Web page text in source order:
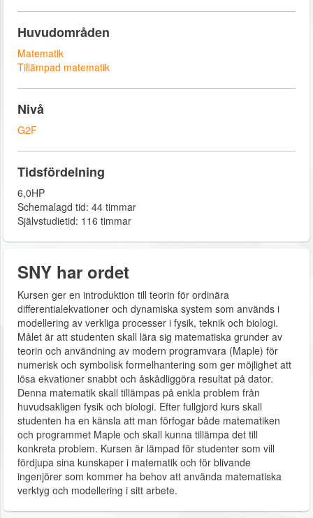
Huvudområden
Matematik
Tillämpad matematik
Nivå
G2F
Tidsfördelning
6,0HP
Schemalagd tid: 44 timmar
Självstudietid: 116 timmar
SNY har ordet
Kursen ger en introduktion till teorin för ordinära
differentialekvationer och dynamiska system som används i
modellering av verkliga processer i fysik, teknik och biologi.
Målet är att studenten skall lära sig matematiska grunder av
teorin och användning av modern programvara (Maple) för
numerisk och symbolisk formelhantering som ger möjlighet att
lösa ekvationer snabbt och åskådliggöra resultat på dator.
Denna matematik skall tillämpas på enkla problem från
huvudsakligen fysik och biologi. Efter fullgjord kurs skall
studenten ha en känsla att man förfogar både matematiken
och programmet Maple och skall kunna tillämpa det till
konkreta problem. Kursen är lämpad för studenter som vill
fördjupa sina kunskaper i matematik och för blivande
ingenjörer som kommer ha behov att använda matematiska
verktyg och modellering i sitt arbete.